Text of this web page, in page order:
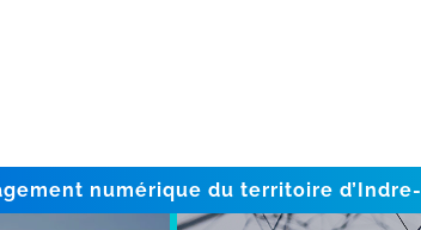
numérique du territoire